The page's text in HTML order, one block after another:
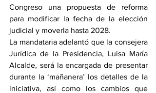
Congreso una propuesta de reforma
para modificar la fecha de la elección
judicial y moverla hasta 2028.
La mandataria adelantó que la consejera
Jurídica de la Presidencia, Luisa María
Alcalde, será la encargada de presentar
durante la ‘mañanera’ los detalles de la
iniciativa, así como los cambios que